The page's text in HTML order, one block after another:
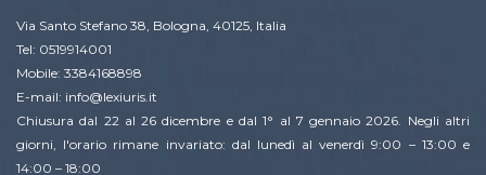
Via Santo Stefano 38, Bologna, 40125, Italia
Tel: 0519914001
Mobile: 3384168898
E-mail: info@lexiuris.it
Chiusura dal 22 al 26 dicembre e dal 1° al 7 gennaio 2026. Negli altri
giorni, l'orario rimane invariato: dal lunedì al venerdì 9:00 – 13:00 e
14:00 – 18:00